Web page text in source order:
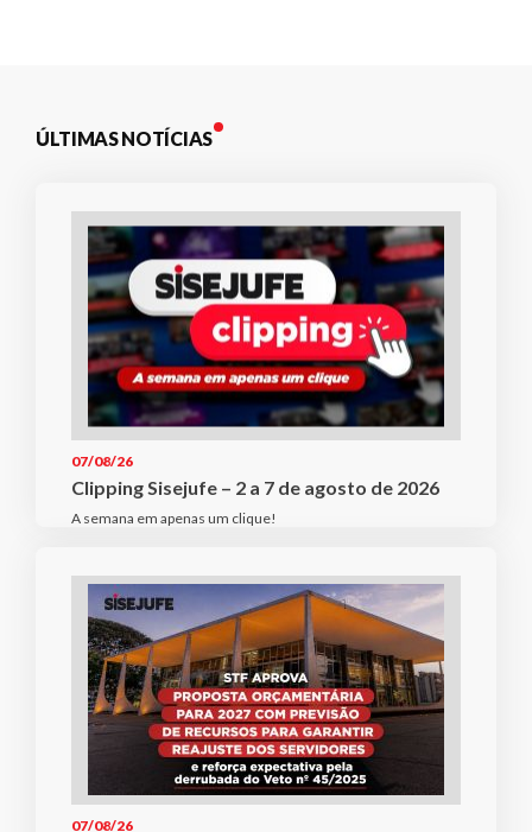
ÚLTIMAS NOTÍCIAS
07/08/26
Clipping Sisejufe – 2 a 7 de agosto de 2026
A semana em apenas um clique!
07/08/26